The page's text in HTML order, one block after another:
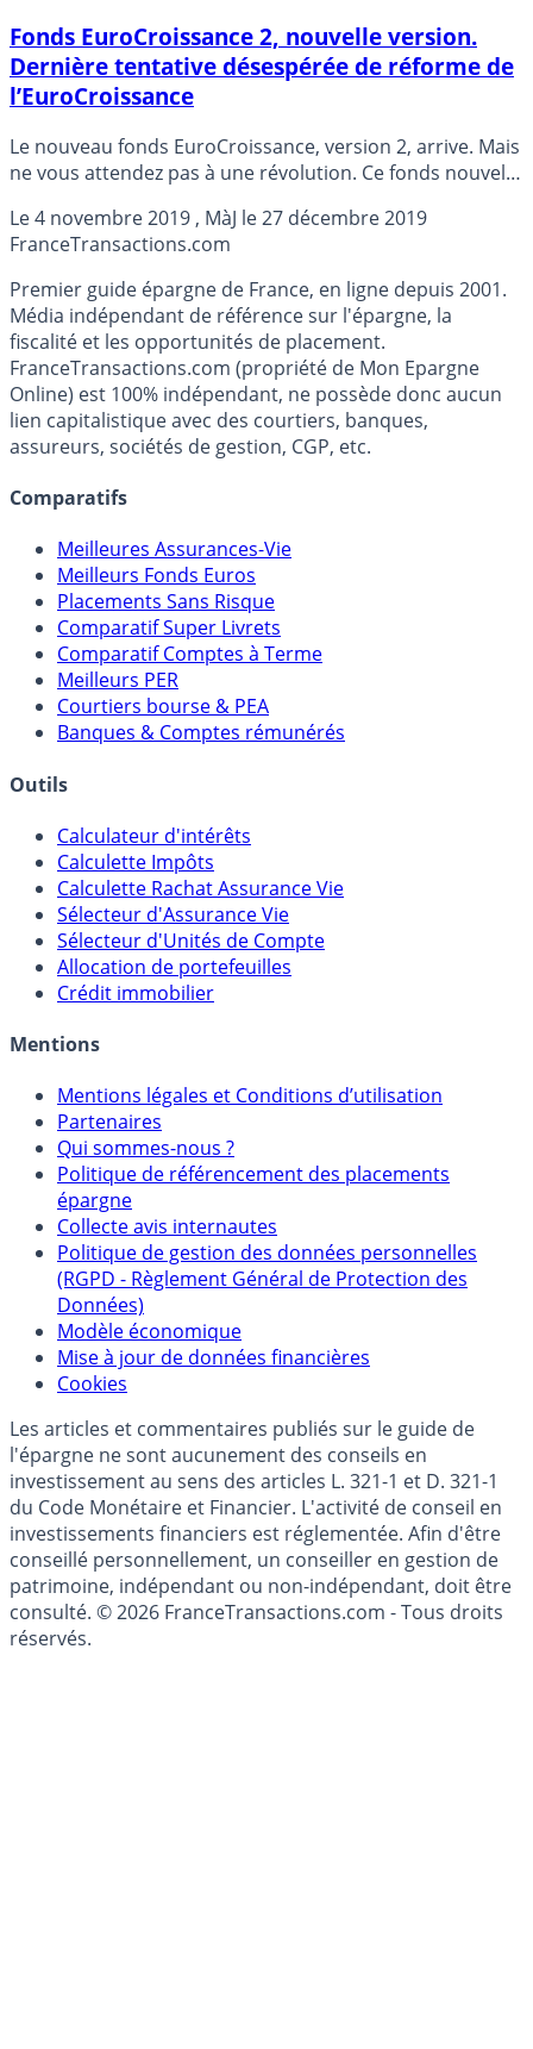
Fonds EuroCroissance 2, nouvelle version.
Dernière tentative désespérée de réforme de
l’EuroCroissance
Le nouveau fonds EuroCroissance, version 2, arrive. Mais
ne vous attendez pas à une révolution. Ce fonds nouvelle
Quelle nouveauté !
Le4 novembre 2019 , MàJ le27 décembre 2019
FranceTransactions.com
Premier guide épargne de France, en ligne depuis 2001.
Média indépendant de référence sur l'épargne, la
fiscalité et les opportunités de placement.
FranceTransactions.com (propriété de Mon Epargne
Online) est 100% indépendant, ne possède donc aucun
lien capitalistique avec des courtiers, banques,
assureurs, sociétés de gestion, CGP, etc.
Comparatifs
Meilleures Assurances-Vie
Meilleurs Fonds Euros
Placements Sans Risque
Comparatif Super Livrets
Comparatif Comptes à Terme
Meilleurs PER
Courtiers bourse & PEA
Banques & Comptes rémunérés
Outils
Calculateur d'intérêts
Calculette Impôts
Calculette Rachat Assurance Vie
Sélecteur d'Assurance Vie
Sélecteur d'Unités de Compte
Allocation de portefeuilles
Crédit immobilier
Mentions
Mentions légales et Conditions d’utilisation
Partenaires
Qui sommes-nous ?
Politique de référencement des placements
épargne
Collecte avis internautes
Politique de gestion des données personnelles
(RGPD - Règlement Général de Protection des
Données)
Modèle économique
Mise à jour de données financières
Cookies
Les articles et commentaires publiés sur le guide de
l'épargne ne sont aucunement des conseils en
investissement au sens des articles L. 321-1 et D. 321-1
du Code Monétaire et Financier. L'activité de conseil en
investissements financiers est réglementée. Afin d'être
conseillé personnellement, un conseiller en gestion de
patrimoine, indépendant ou non-indépendant, doit être
consulté. © 2026 FranceTransactions.com - Tous droits
réservés.